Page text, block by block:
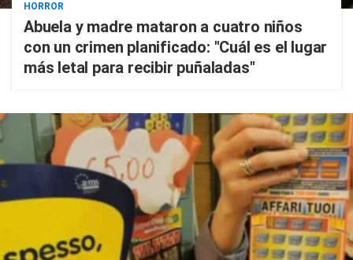
HORROR
Abuela y madre mataron a cuatro niños
con un crimen planificado: "Cuál es el lugar
más letal para recibir puñaladas"